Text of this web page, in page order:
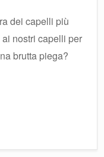
dei capelli più
nostri capelli per
brutta piega?